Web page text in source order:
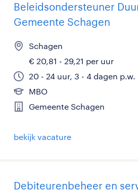
Beleidsondersteuner
Gemeente Schagen
Schagen
€ 20,81 - 29,21 per uur
20 - 24 uur, 3 - 4 dagen p.w.
MBO
Gemeente Schagen
bekijk vacature
Debiteurenbeheer en